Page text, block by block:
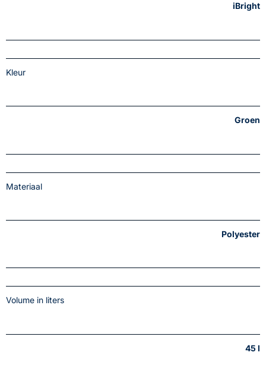
iBright
Kleur
Groen
Materiaal
Polyester
Volume in liters
45 l